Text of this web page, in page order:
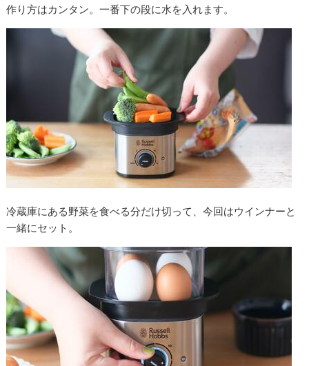
作り方はカンタン。一番下の段に水を入れます。
冷蔵庫にある野菜を食べる分だけ切って、今回はウインナーと
一緒にセット。